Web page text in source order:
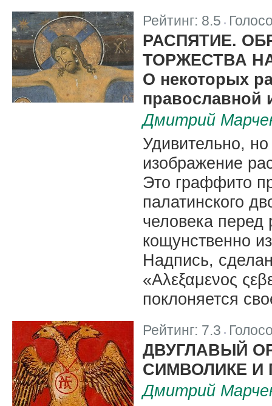
Рейтинг: 8.5
РАСПЯТИЕ.
ТОРЖЕСТВА
О некоторых
православной
Дмитрий
Удивительно,
изображение
Это граффито
палатинского
человека
кощунственно
Надпись,
«Αλεξαμενος
поклоняется
Рейтинг: 7.3
ДВУГЛАВЫЙ
СИМВОЛИКЕ И
Дмитрий